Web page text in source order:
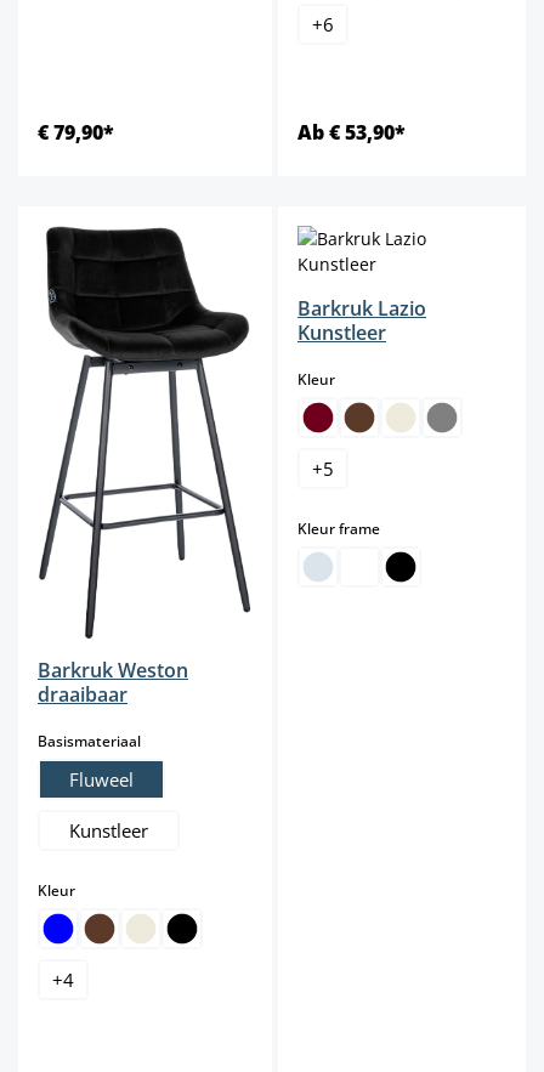
€ 79,90*
+6
Ab € 53,90*
Barkruk Weston
draaibaar
Basismateriaalselect
Fluweel
Kunstleer
Kleurselect
+4
Barkruk Lazio
Kunstleer
Kleurselect
+5
Kleur frameselect